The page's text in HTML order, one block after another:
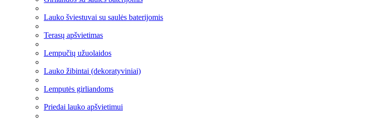
Lauko šviestuvai su saulės baterijomis
Terasų apšvietimas
Lempučių užuolaidos
Lauko žibintai (dekoratyviniai)
Lemputės girliandoms
Priedai lauko apšvietimui